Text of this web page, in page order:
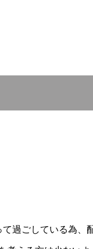
過ごしている為、